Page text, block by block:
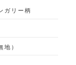
ガリー柄
地）